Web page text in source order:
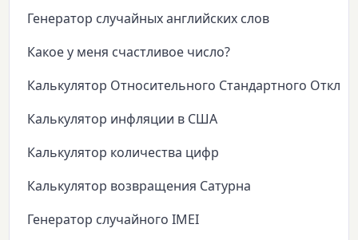
Генератор случайных английских слов
Какое у меня счастливое число?
Калькулятор Относительного Стандартного
Калькулятор инфляции в США
Калькулятор количества цифр
Калькулятор возвращения Сатурна
Генератор случайного IMEI